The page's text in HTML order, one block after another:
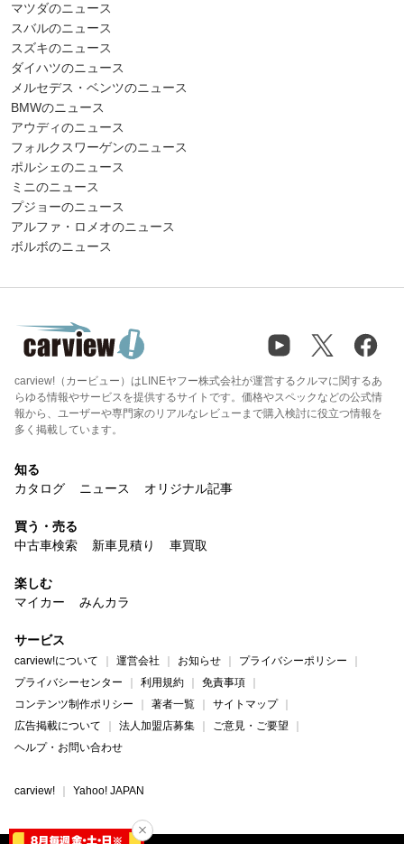
マツダのニュース
スバルのニュース
スズキのニュース
ダイハツのニュース
メルセデス・ベンツのニュース
BMWのニュース
アウディのニュース
フォルクスワーゲンのニュース
ポルシェのニュース
ミニのニュース
プジョーのニュース
アルファ・ロメオのニュース
ボルボのニュース
carview!（カービュー）はLINEヤフー株式会社が運営するクルマに関するあ
らゆる情報やサービスを提供するサイトです。価格やスペックなどの公式情
報から、ユーザーや専門家のリアルなレビューまで購入検討に役立つ情報を
多く掲載しています。
知る
カタログ
ニュース オリジナル記事
買う・売る
中古車検索
新車見積り 車買取
楽しむ
マイカー
みんカラ
サービス
carview!について 運営会社 お知らせ
プライバシーポリシー
プライバシーセンター
利用規約
免責事項
コンテンツ制作ポリシー
著者一覧
サイトマップ
広告掲載について
法人加盟店募集
ご意見・ご要望
ヘルプ・お問い合わせ
carview! Yahoo! JAPAN